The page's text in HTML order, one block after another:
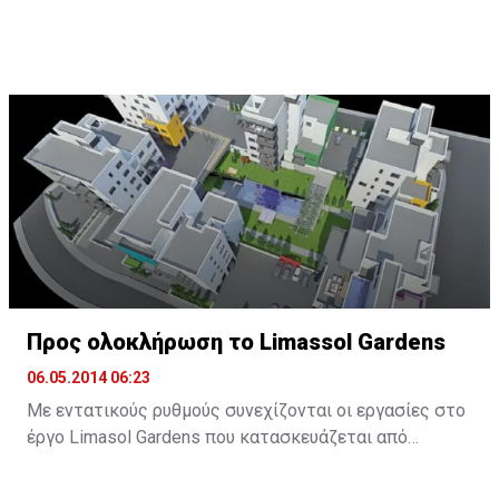
Προς ολοκλήρωση το Limassol Gardens
06.05.2014 06:23
Με εντατικούς ρυθμούς συνεχίζονται οι εργασίες στο
έργο Limasol Gardens που κατασκευάζεται από